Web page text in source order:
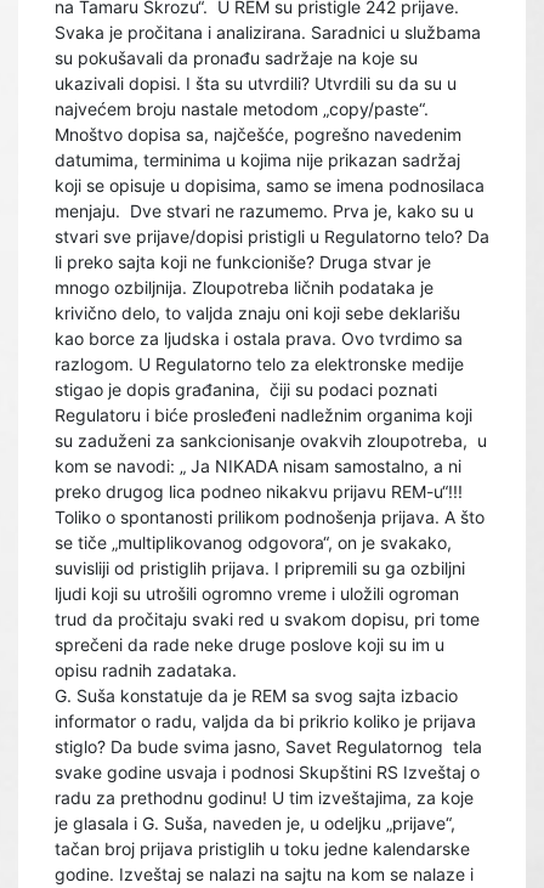
na Tamaru Skrozu“. U REM su pristigle 242 prijave.
Svaka je pročitana i analizirana. Saradnici u službama
su pokušavali da pronađu sadržaje na koje su
ukazivali dopisi. I šta su utvrdili? Utvrdili su da su u
najvećem broju nastale metodom „copy/paste“.
Mnoštvo dopisa sa, najčešće, pogrešno navedenim
datumima, terminima u kojima nije prikazan sadržaj
koji se opisuje u dopisima, samo se imena podnosilaca
menjaju. Dve stvari ne razumemo. Prva je, kako su u
stvari sve prijave/dopisi pristigli u Regulatorno telo? Da
li preko sajta koji ne funkcioniše? Druga stvar je
mnogo ozbiljnija. Zloupotreba ličnih podataka je
krivično delo, to valjda znaju oni koji sebe deklarišu
kao borce za ljudska i ostala prava. Ovo tvrdimo sa
razlogom. U Regulatorno telo za elektronske medije
stigao je dopis građanina, čiji su podaci poznati
Regulatoru i biće prosleđeni nadležnim organima koji
su zaduženi za sankcionisanje ovakvih zloupotreba, u
kom se navodi: „ Ja NIKADA nisam samostalno, a ni
preko drugog lica podneo nikakvu prijavu REM-u“!!!
Toliko o spontanosti prilikom podnošenja prijava. A što
se tiče „multiplikovanog odgovora“, on je svakako,
suvisliji od pristiglih prijava. I pripremili su ga ozbiljni
ljudi koji su utrošili ogromno vreme i uložili ogroman
trud da pročitaju svaki red u svakom dopisu, pri tome
sprečeni da rade neke druge poslove koji su im u
opisu radnih zadataka.
G. Suša konstatuje da je REM sa svog sajta izbacio
informator o radu, valjda da bi prikrio koliko je prijava
stiglo? Da bude svima jasno, Savet Regulatornog tela
svake godine usvaja i podnosi Skupštini RS Izveštaj o
radu za prethodnu godinu! U tim izveštajima, za koje
je glasala i G. Suša, naveden je, u odeljku „prijave“,
tačan broj prijava pristiglih u toku jedne kalendarske
godine. Izveštaj se nalazi na sajtu na kom se nalaze i